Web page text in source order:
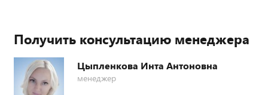
Получить консультацию менеджера
Цыпленкова Инта Антоновна
менеджер